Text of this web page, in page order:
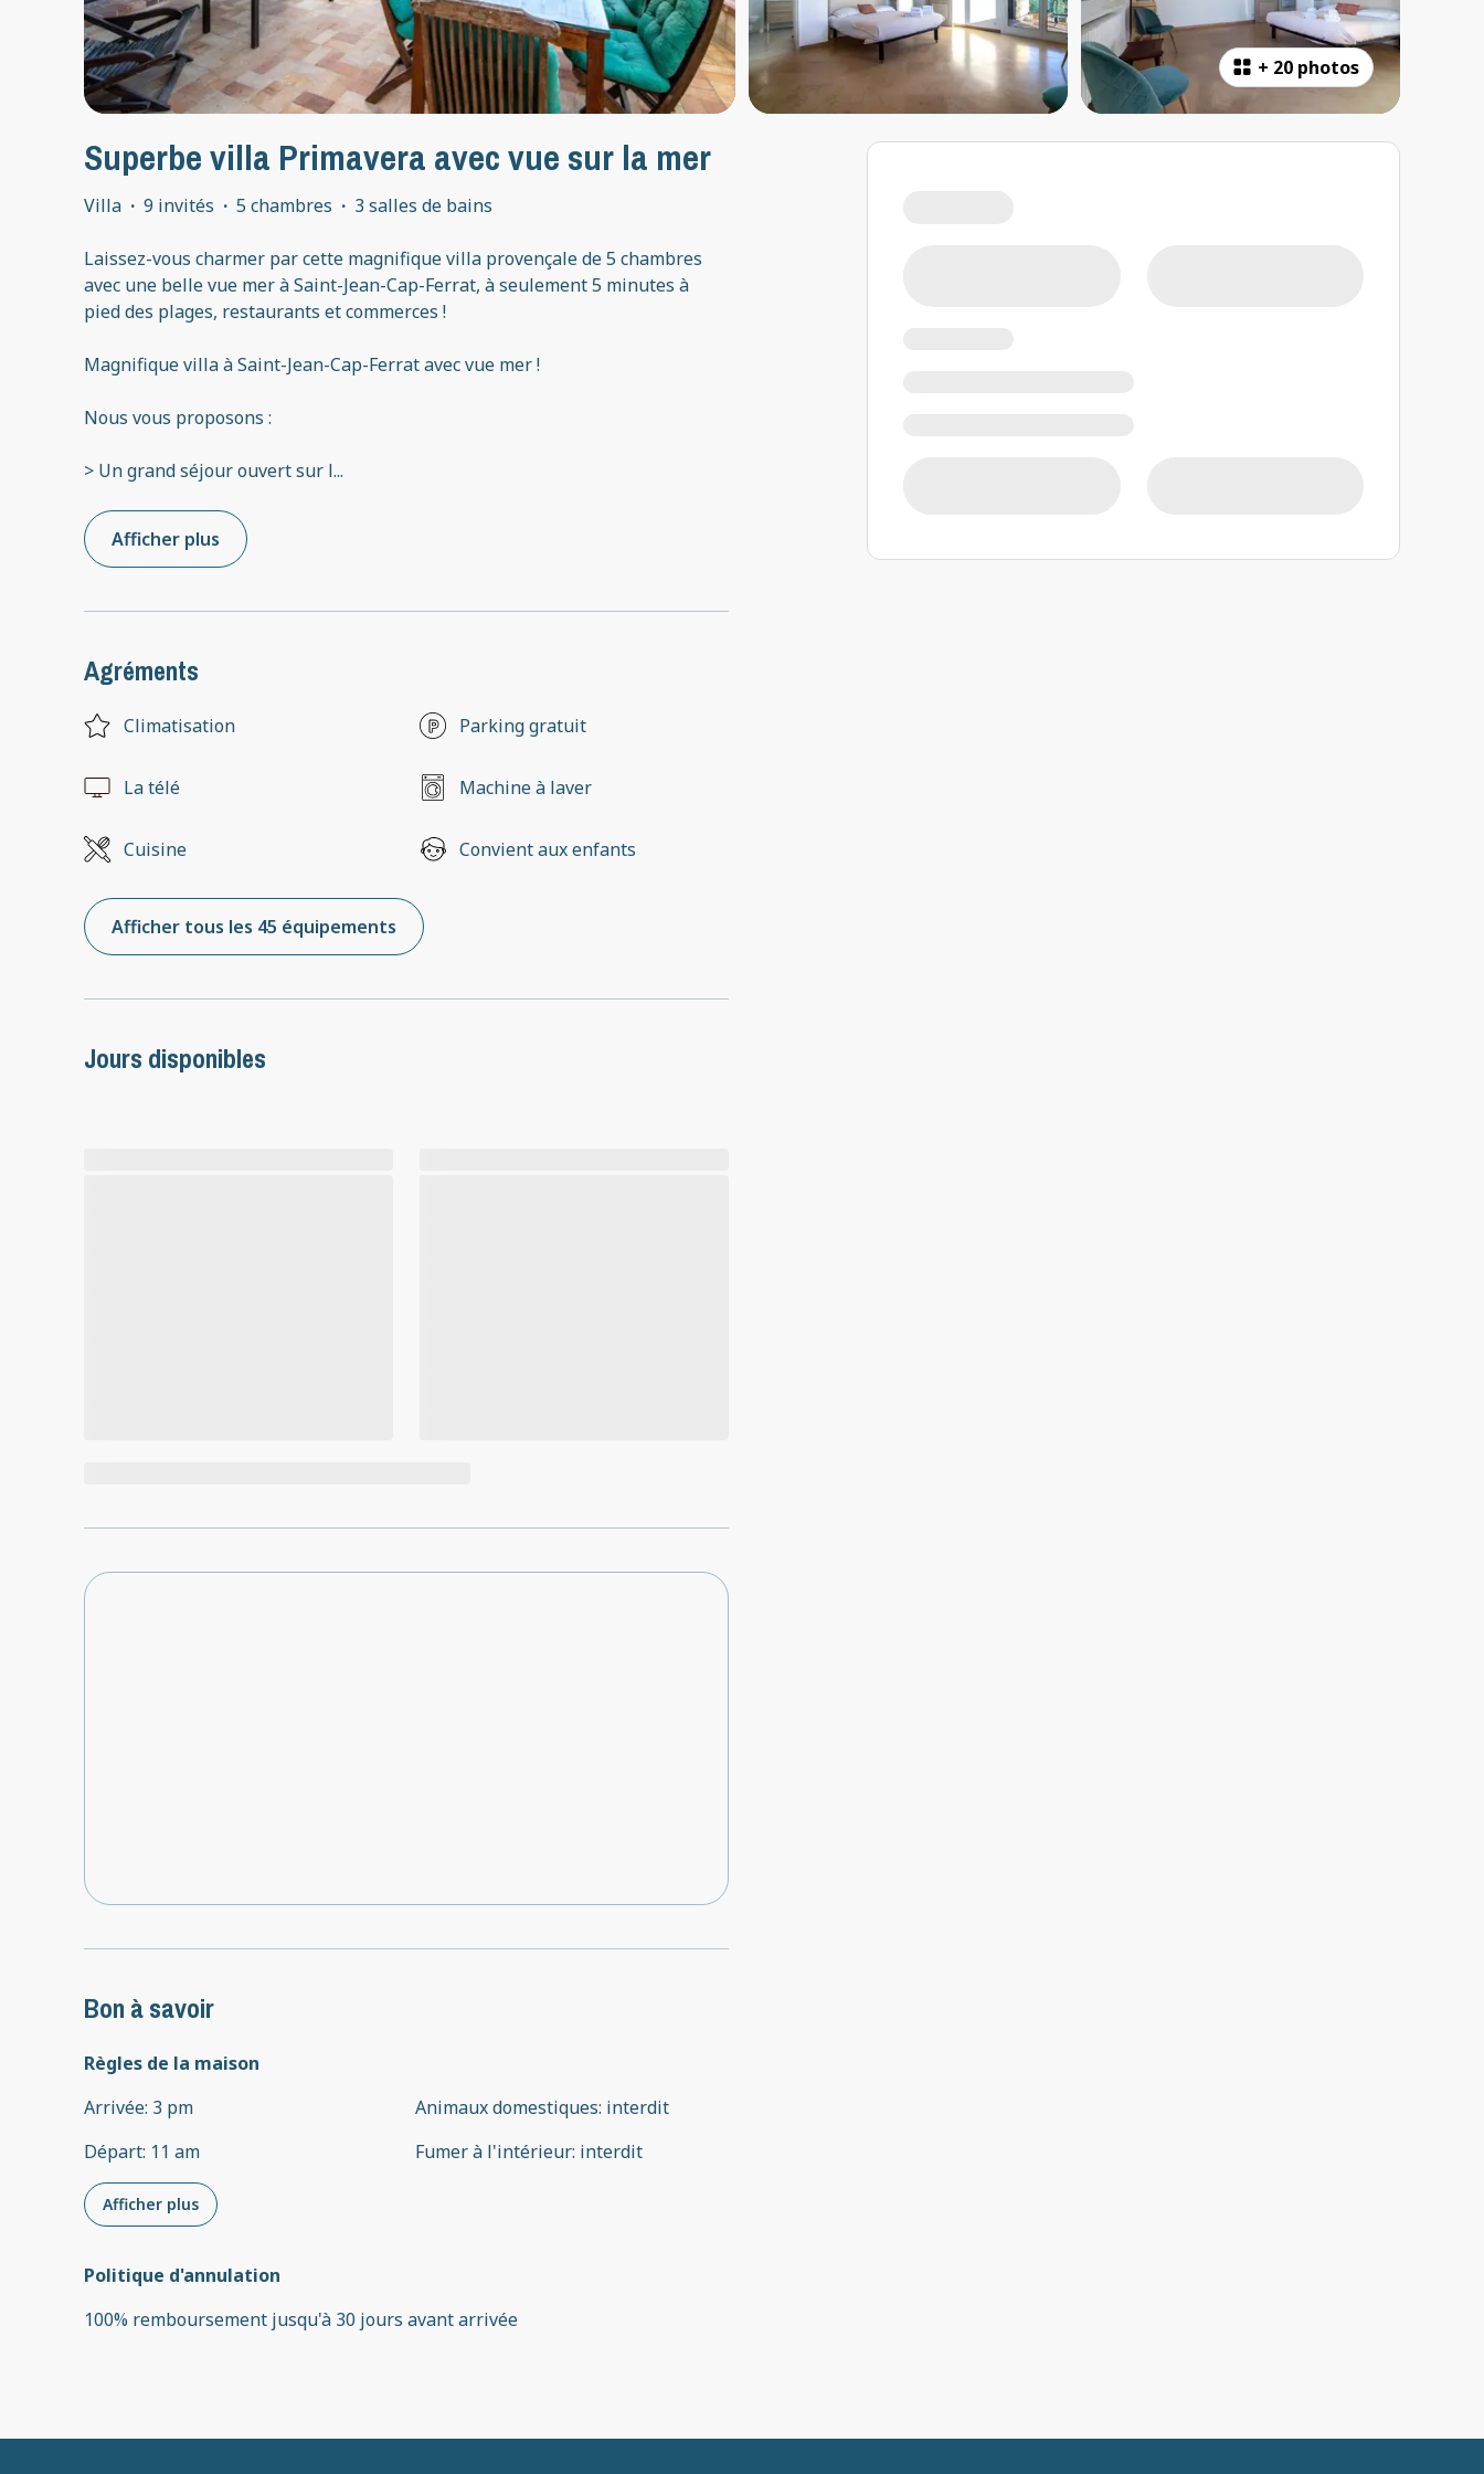
+ 20 photos
Superbe villa Primavera avec vue sur la mer
Villa · 9 invités · 5 chambres · 3 salles de bains
Laissez-vous charmer par cette magnifique villa provençale de 5 chambres
avec une belle vue mer à Saint-Jean-Cap-Ferrat, à seulement 5 minutes à
pied des plages, restaurants et commerces !
Magnifique villa à Saint-Jean-Cap-Ferrat avec vue mer !
Nous vous proposons :
> Un grand séjour ouvert sur l...
Afficher plus
Agréments
Climatisation Parking gratuit
La télé Machine à laver
Cuisine Convient aux enfants
Afficher tous les 45 équipements
Jours disponibles
Bon à savoir
Règles de la maison
Arrivée: 3 pm
Départ: 11 am
Animaux domestiques: interdit
Fumer à l'intérieur: interdit
Afficher plus
Politique d'annulation
100% remboursement jusqu'à 30 jours avantarrivée